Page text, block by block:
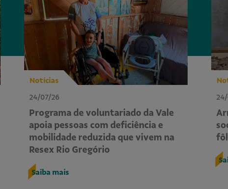
Notícias
24/07/26
Programa de voluntariado da Vale
apoia pessoas com deficiência e
mobilidade reduzida que vivem na
Resex Rio Gregório
Saiba mais